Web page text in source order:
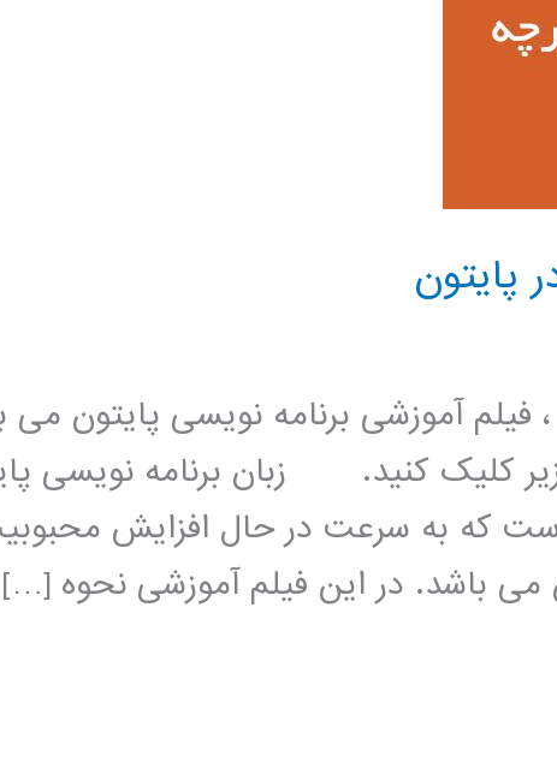
پایتون
فیلم آموزشی برنامه نویسی پایتون می
کلیک کنید. زبان برنامه نویسی
است که به سرعت در حال افزایش
می باشد. در این فیلم آموزشی نحوه […]